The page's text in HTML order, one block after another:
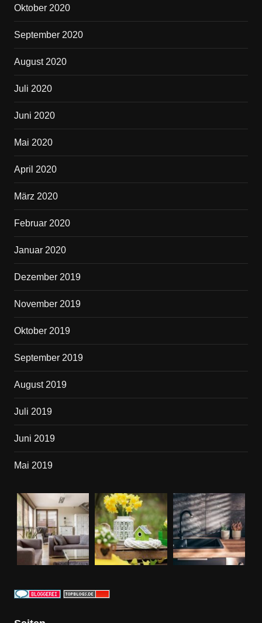
Oktober 2020
September 2020
August 2020
Juli 2020
Juni 2020
Mai 2020
April 2020
März 2020
Februar 2020
Januar 2020
Dezember 2019
November 2019
Oktober 2019
September 2019
August 2019
Juli 2019
Juni 2019
Mai 2019